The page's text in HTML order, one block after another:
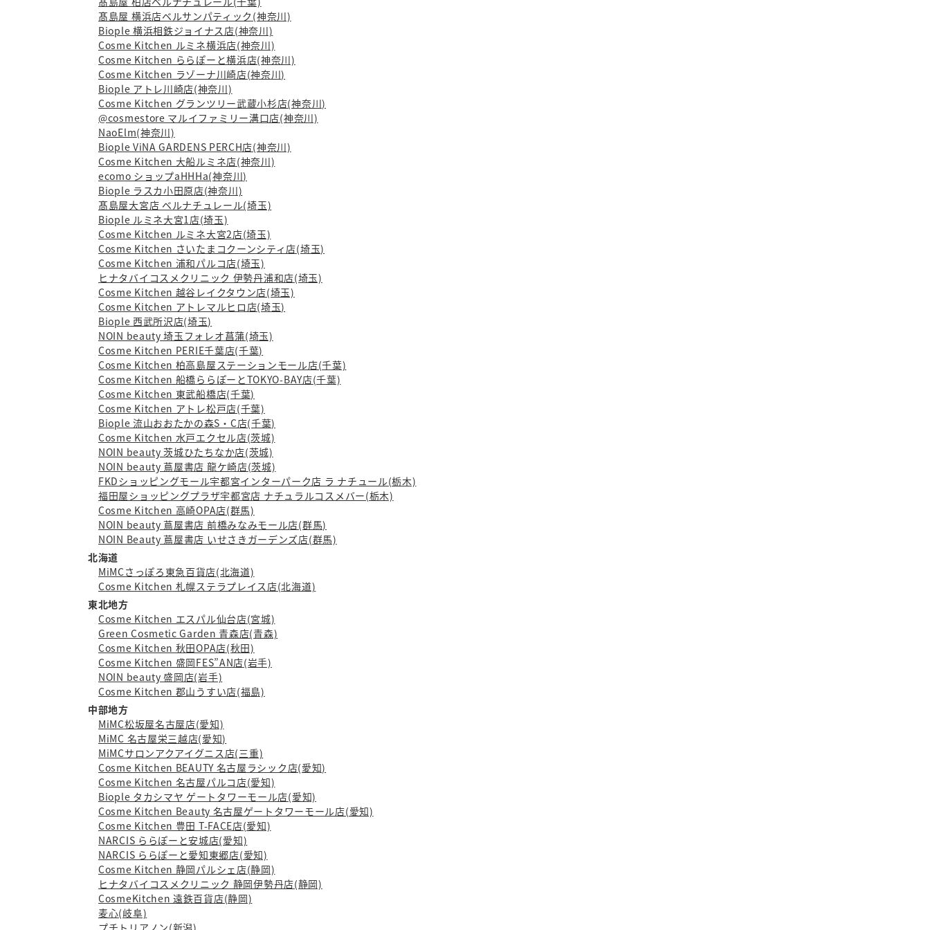
髙島屋 横浜店ベルサンパティック(神奈川)
Biople 横浜相鉄ジョイナス店(神奈川)
Cosme Kitchen ルミネ横浜店(神奈川)
Cosme Kitchen ららぽーと横浜店(神奈川)
Cosme Kitchen ラゾーナ川崎店(神奈川)
Biople アトレ川崎店(神奈川)
Cosme Kitchen グランツリー武蔵小杉店(神奈川)
@cosmestore マルイファミリー溝口店(神奈川)
NaoElm(神奈川)
Biople ViNA GARDENS PERCH店(神奈川)
Cosme Kitchen 大船ルミネ店(神奈川)
ecomo ショップaHHHa(神奈川)
Biople ラスカ小田原店(神奈川)
髙島屋大宮店 ベルナチュレール(埼玉)
Biople ルミネ大宮1店(埼玉)
Cosme Kitchen ルミネ大宮2店(埼玉)
Cosme Kitchen さいたまコクーンシティ店(埼玉)
Cosme Kitchen 浦和パルコ店(埼玉)
ヒナタバイコスメクリニック 伊勢丹浦和店(埼玉)
Cosme Kitchen 越谷レイクタウン店(埼玉)
Cosme Kitchen アトレマルヒロ店(埼玉)
Biople 西武所沢店(埼玉)
NOIN beauty 埼玉フォレオ菖蒲(埼玉)
Cosme Kitchen PERIE千葉店(千葉)
Cosme Kitchen 柏高島屋ステーションモール店(千葉)
Cosme Kitchen 船橋ららぽーとTOKYO-BAY店(千葉)
Cosme Kitchen 東武船橋店(千葉)
Cosme Kitchen アトレ松戸店(千葉)
Biople 流山おおたかの森S・C店(千葉)
Cosme Kitchen 水戸エクセル店(茨城)
NOIN beauty 茨城ひたちなか店(茨城)
NOIN beauty 蔦屋書店 龍ケ崎店(茨城)
FKDショッピングモール宇都宮インターパーク店 ラ ナチュール(栃木)
福田屋ショッピングプラザ宇都宮店 ナチュラルコスメバー(栃木)
Cosme Kitchen 高崎OPA店(群馬)
NOIN beauty 蔦屋書店 前橋みなみモール店(群馬)
NOIN Beauty 蔦屋書店 いせさきガーデンズ店(群馬)
北海道
MiMCさっぽろ東急百貨店(北海道)
Cosme Kitchen 札幌ステラプレイス店(北海道)
東北地方
Cosme Kitchen エスパル仙台店(宮城)
Green Cosmetic Garden 青森店(青森)
Cosme Kitchen 秋田OPA店(秋田)
Cosme Kitchen 盛岡FES”AN店(岩手)
NOIN beauty 盛岡店(岩手)
Cosme Kitchen 郡山うすい店(福島)
中部地方
MiMC松坂屋名古屋店(愛知)
MiMC 名古屋栄三越店(愛知)
MiMCサロンアクアイグニス店(三重)
Cosme Kitchen BEAUTY 名古屋ラシック店(愛知)
Cosme Kitchen 名古屋パルコ店(愛知)
Biople タカシマヤ ゲートタワーモール店(愛知)
Cosme Kitchen Beauty 名古屋ゲートタワーモール店(愛知)
Cosme Kitchen 豊田 T-FACE店(愛知)
NARCIS ららぽーと安城店(愛知)
NARCIS ららぽーと愛知東郷店(愛知)
Cosme Kitchen 静岡パルシェ店(静岡)
ヒナタバイコスメクリニック 静岡伊勢丹店(静岡)
CosmeKitchen 遠鉄百貨店(静岡)
麦心(岐阜)
プチトリアノン(新潟)